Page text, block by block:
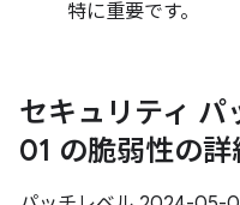
特に重要です。
セキュリティ
01 の脆弱性の詳